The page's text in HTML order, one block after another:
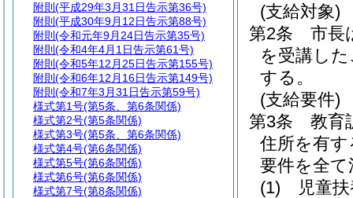
(支給対象)
第2条
市長
を受講し
する。
(支給要件)
第3条
教育
住所を有
要件を全
(1)
児童
附則 (平成29年3月31日告示第36号)
附則 (平成30年9月12日告示第88号)
附則 (令和元年9月24日告示第35号)
附則 (令和4年4月1日告示第61号)
附則 (令和5年12月25日告示第155号)
附則 (令和6年12月16日告示第149号)
附則 (令和7年3月31日告示第59号)
様式第1号(第5条、第6条関係)
様式第2号(第5条関係)
様式第3号(第5条、第6条関係)
様式第4号(第6条関係)
様式第5号(第6条関係)
様式第6号(第6条関係)
様式第7号(第8条関係)